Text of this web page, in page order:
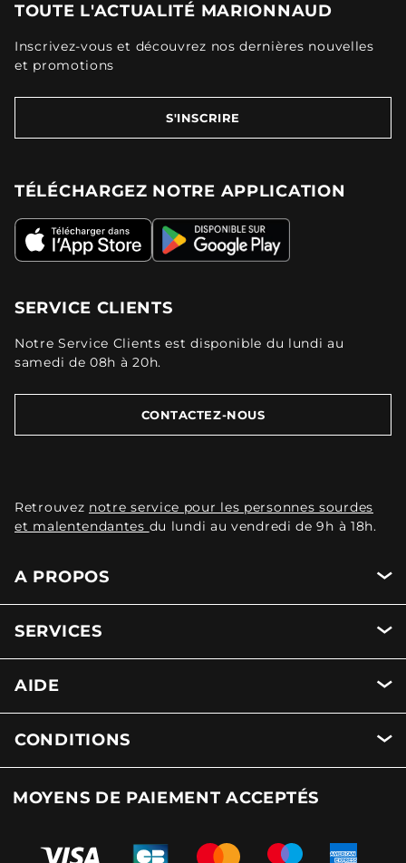
TOUTE L'ACTUALITÉ MARIONNAUD
Inscrivez-vous et découvrez nos dernières nouvelles
et promotions
S'INSCRIRE
TÉLÉCHARGEZ NOTRE APPLICATION
SERVICE CLIENTS
Notre Service Clients est disponible du lundi au
samedi de 08h à 20h.
CONTACTEZ-NOUS
Retrouvez notre service pour les personnes sourdes
et malentendantes du lundi au vendredi de 9h à 18h.
A PROPOS
SERVICES
AIDE
CONDITIONS
MOYENS DE PAIEMENT ACCEPTÉS